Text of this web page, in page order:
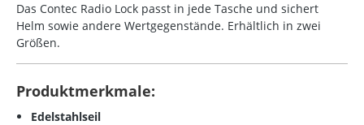
Das Contec Radio Lock passt in jede Tasche und sichert
Helm sowie andere Wertgegenstände. Erhältlich in zwei
Größen.
Produktmerkmale:
Edelstahlseil